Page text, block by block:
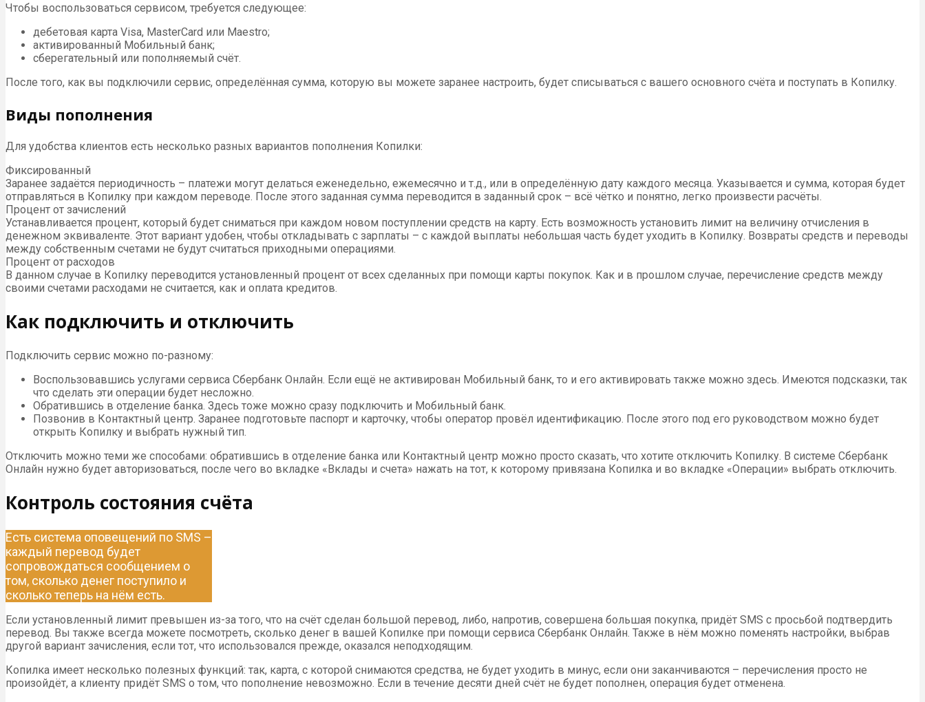
Чтобы воспользоваться сервисом, требуется следующее:
дебетовая карта Visa, MasterCard или Maestro;
активированный Мобильный банк;
сберегательный или пополняемый счёт.
После того, как вы подключили сервис, определённая сумма, которую вы можете заранее настроить, будет списываться с вашего основного счёта и поступать в Копилку.
Виды пополнения
Для удобства клиентов есть несколько разных вариантов пополнения Копилки:
Фиксированный
Заранее задаётся периодичность – платежи могут делаться еженедельно, ежемесячно и т.д., или в определённую дату каждого месяца. Указывается и сумма, которая будет
отправляться в Копилку при каждом переводе. После этого заданная сумма переводится в заданный срок – всё чётко и понятно, легко произвести расчёты.
Процент от зачислений
Устанавливается процент, который будет сниматься при каждом новом поступлении средств на карту. Есть возможность установить лимит на величину отчисления в
денежном эквиваленте. Этот вариант удобен, чтобы откладывать с зарплаты – с каждой выплаты небольшая часть будет уходить в Копилку. Возвраты средств и переводы
между собственным счетами не будут считаться приходными операциями.
Процент от расходов
В данном случае в Копилку переводится установленный процент от всех сделанных при помощи карты покупок. Как и в прошлом случае, перечисление средств между
своими счетами расходами не считается, как и оплата кредитов.
Как подключить и отключить
Подключить сервис можно по-разному:
Воспользовавшись услугами сервиса Сбербанк Онлайн. Если ещё не активирован Мобильный банк, то и его активировать также можно здесь. Имеются подсказки, так
что сделать эти операции будет несложно.
Обратившись в отделение банка. Здесь тоже можно сразу подключить и Мобильный банк.
Позвонив в Контактный центр. Заранее подготовьте паспорт и карточку, чтобы оператор провёл идентификацию. После этого под его руководством можно будет
открыть Копилку и выбрать нужный тип.
Отключить можно теми же способами: обратившись в отделение банка или Контактный центр можно просто сказать, что хотите отключить Копилку. В системе Сбербанк
Онлайн нужно будет авторизоваться, после чего во вкладке «Вклады и счета» нажать на тот, к которому привязана Копилка и во вкладке «Операции» выбрать отключить.
Контроль состояния счёта
Есть система оповещений по SMS –
каждый перевод будет
сопровождаться сообщением о
том, сколько денег поступило и
сколько теперь на нём есть.
Если установленный лимит превышен из-за того, что на счёт сделан большой перевод, либо, напротив, совершена большая покупка, придёт SMS с просьбой подтвердить
перевод. Вы также всегда можете посмотреть, сколько денег в вашей Копилке при помощи сервиса Сбербанк Онлайн. Также в нём можно поменять настройки, выбрав
другой вариант зачисления, если тот, что использовался прежде, оказался неподходящим.
Копилка имеет несколько полезных функций: так, карта, с которой снимаются средства, не будет уходить в минус, если они заканчиваются – перечисления просто не
произойдёт, а клиенту придёт SMS о том, что пополнение невозможно. Если в течение десяти дней счёт не будет пополнен, операция будет отменена.